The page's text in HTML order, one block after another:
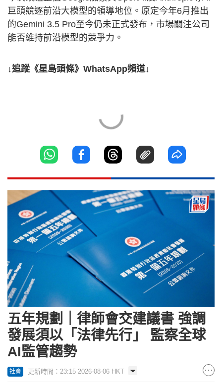
巨頭競逐前沿大模型的領導地位。原定今年6月推出
的Gemini 3.5 Pro至今仍未正式發布，市場關注公司
能否維持前沿模型的競爭力。
↓追蹤《星島頭條》WhatsApp頻道↓
五年規劃｜律師會交建議書 強調
發展須以「法律先行」 監察全球
AI監管趨勢
社會 更新時間：23:15 2026-08-06 HKT